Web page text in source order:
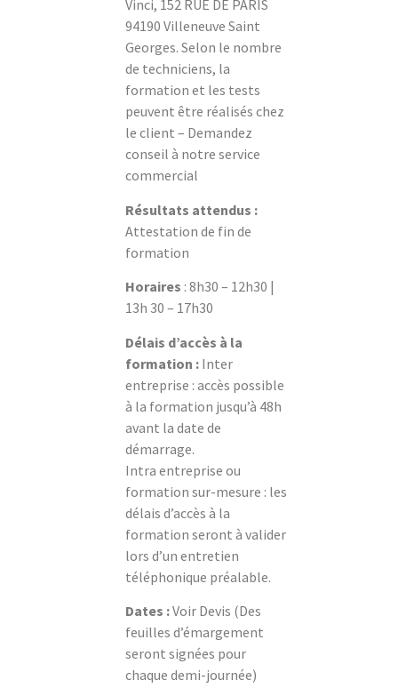
Vinci, 152 RUE DE PARIS
94190 Villeneuve Saint
Georges. Selon le nombre
de techniciens, la
formation et les tests
peuvent être réalisés chez
le client – Demandez
conseil à notre service
commercial
Résultats attendus :
Attestation de fin de
formation
Horaires : 8h30 – 12h30 |
13h 30 – 17h30
Délais d’accès à la
formation : Inter
entreprise : accès possible
à la formation jusqu’à 48h
avant la date de
démarrage.
Intra entreprise ou
formation sur-mesure : les
délais d’accès à la
formation seront à valider
lors d’un entretien
téléphonique préalable.
Dates :Voir Devis (Des
feuilles d’émargement
seront signées pour
chaque demi-journée)